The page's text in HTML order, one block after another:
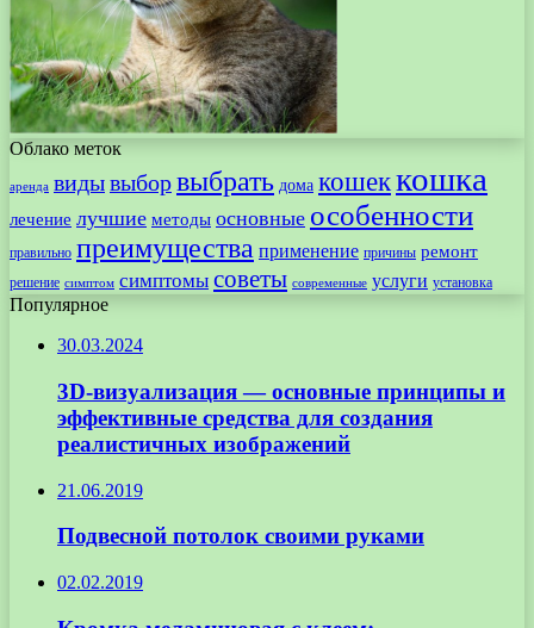
Облако меток
аренда видывыборвыбрать дома кошеккошка
лечение лучшие методы основные особенности
правильно преимущества применение причины ремонт
решение симптом симптомы советы современные услуги установка
Популярное
30.03.2024
3D-визуализация — основные принципы и
эффективные средства для создания
реалистичных изображений
21.06.2019
Подвесной потолок своими руками
02.02.2019